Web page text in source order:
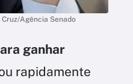
Agência Senado
ganhar
rapidamente